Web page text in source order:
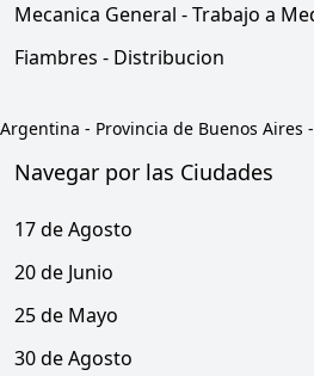
Mecanica General - Trabajo a
Fiambres - Distribucion
Argentina - Provincia de Buenos Aires -
Navegar por las Ciudades
17 de Agosto
20 de Junio
25 de Mayo
30 de Agosto